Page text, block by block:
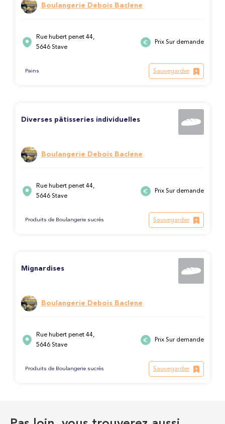
Boulangerie Debois Baclene
Rue hubert penet 44,
5646 Stave
Prix Sur demande
Pains Sauvegarder
Diverses pâtisseries individuelles
Boulangerie Debois Baclene
Rue hubert penet 44,
5646 Stave
Prix Sur demande
Produits de Boulangerie sucrés Sauvegarder
Mignardises
Boulangerie Debois Baclene
Rue hubert penet 44,
5646 Stave
Prix Sur demande
Produits de Boulangerie sucrés Sauvegarder